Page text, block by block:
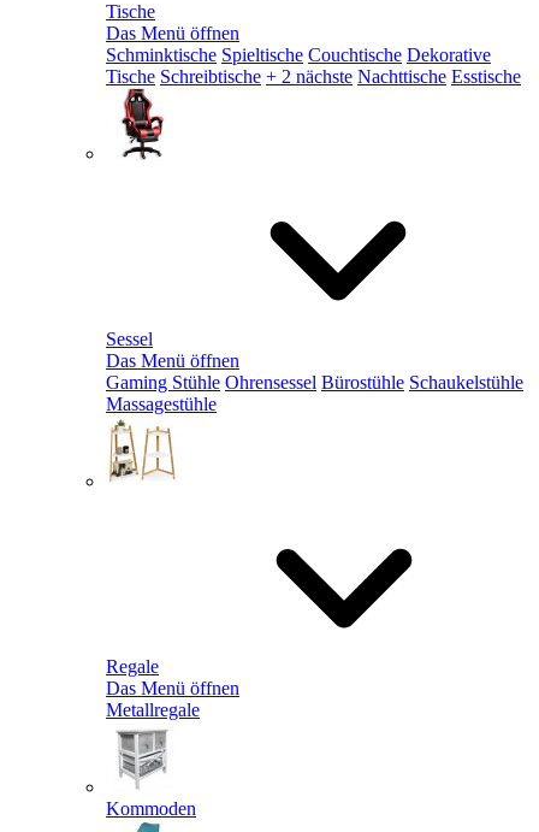
Tische
Das Menü öffnen
Schminktische Spieltische Couchtische Dekorative
Tische Schreibtische + 2 nächste Nachttische Esstische
Sessel
Das Menü öffnen
Gaming Stühle Ohrensessel Bürostühle Schaukelstühle
Massagestühle
Regale
Das Menü öffnen
Metallregale
Kommoden